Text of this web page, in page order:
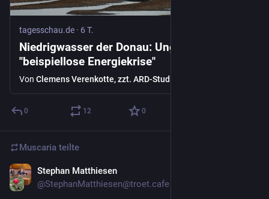
tagesschau.de · 6 T.
Niedrigwasser der Donau: Ungarn erlebt
"beispiellose Energiekrise"
Von Clemens Verenkotte, zzt. ARD-Studio Wien
0 12 0
Muscaria teilte
Stephan Matthiesen
@StephanMatthiesen@troet.cafe